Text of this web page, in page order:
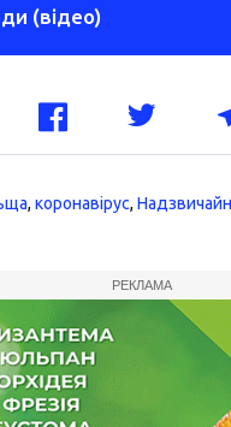
(відео)
, коронавірус,
РЕКЛАМА